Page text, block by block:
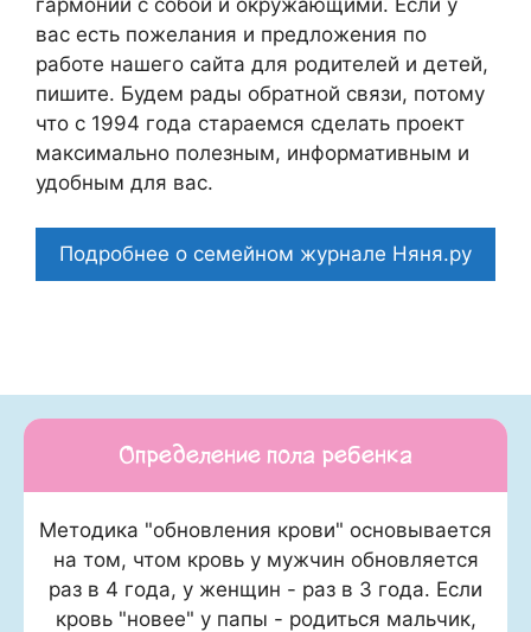
вас есть пожелания и предложения по
работе нашего сайта для родителей и детей,
пишите. Будем рады обратной связи, потому
что c 1994 года стараемся сделать проект
максимально полезным, информативным и
удобным для вас.
Подробнее о семейном журнале Няня.ру
Определение пола ребенка
Методика "обновления крови" основывается
на том, чтом кровь у мужчин обновляется
раз в 4 года, у женщин - раз в 3 года. Если
кровь "новее" у папы - родиться мальчик,